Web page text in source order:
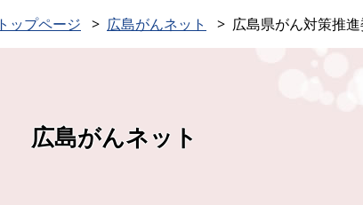
トップページ 広島がんネット 広島県がん対策推
広島がんネット